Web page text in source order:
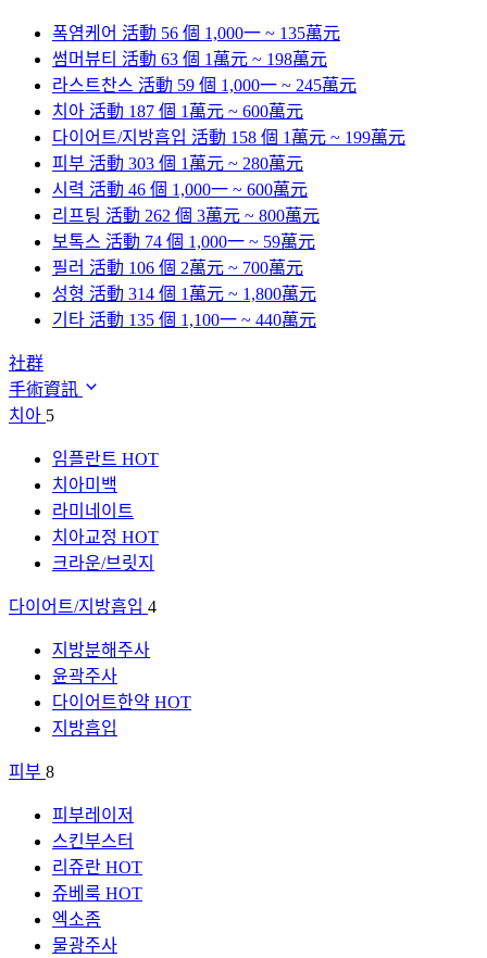
폭염케어 活動 56 個 1,000一 ~ 135萬元
썸머뷰티 活動 63 個 1萬元 ~ 198萬元
라스트찬스 活動 59 個 1,000一 ~ 245萬元
치아 活動 187 個 1萬元 ~ 600萬元
다이어트/지방흡입 活動 158 個 1萬元 ~ 199萬元
피부 活動 303 個 1萬元 ~ 280萬元
시력 活動 46 個 1,000一 ~ 600萬元
리프팅 活動 262 個 3萬元 ~ 800萬元
보톡스 活動 74 個 1,000一 ~ 59萬元
필러 活動 106 個 2萬元 ~ 700萬元
성형 活動 314 個 1萬元 ~ 1,800萬元
기타 活動 135 個 1,100一 ~ 440萬元
社群
手術資訊
치아 5
임플란트 HOT
치아미백
라미네이트
치아교정 HOT
크라운/브릿지
다이어트/지방흡입 4
지방분해주사
윤곽주사
다이어트한약 HOT
지방흡입
피부 8
피부레이저
스킨부스터
리쥬란 HOT
쥬베룩 HOT
엑소좀
물광주사